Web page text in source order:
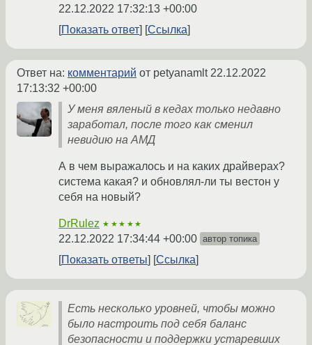
22.12.2022 17:32:13 +00:00
Показать ответ
Ссылка
Ответ на: комментарий от petyanamlt 22.12.2022
17:13:32 +00:00
У меня вяленый в кедах только недавно
заработал, после того как сменил
невидию на АМД
А в чем выражалось и на каких драйверах?
система какая? и обновлял-ли ты вестон у
себя на новый?
DrRulez ★★★★★
22.12.2022 17:34:44 +00:00 автор топика
Показать ответы Ссылка
Есть несколько уровней, чтобы можно
было настроить под себя баланс
безопасности и поддержки устаревших